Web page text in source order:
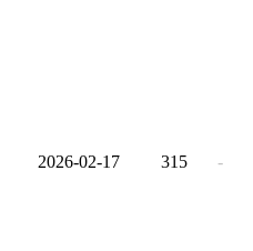
2026-02-17 315 -